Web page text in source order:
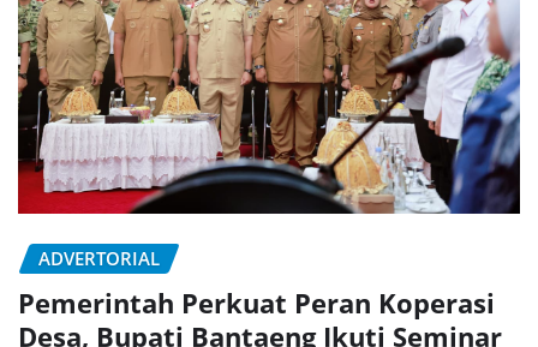
ADVERTORIAL
Pemerintah Perkuat Peran Koperasi
Desa, Bupati Bantaeng Ikuti Seminar